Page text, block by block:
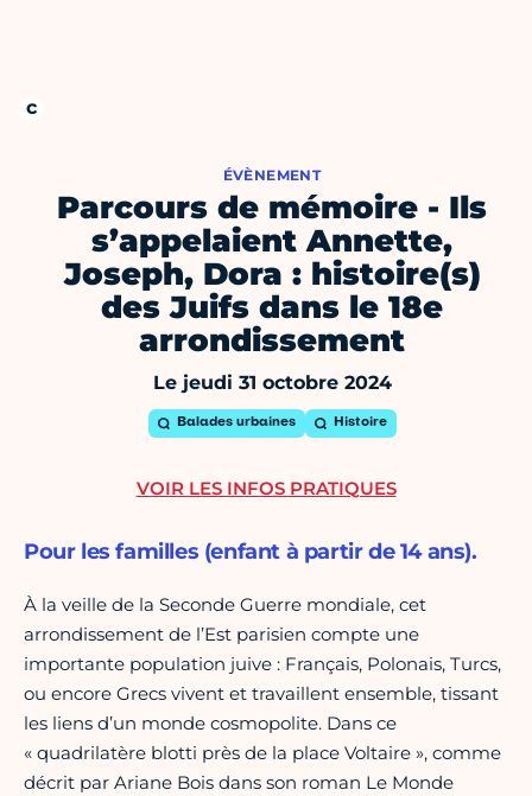
ÉVÈNEMENT
Parcours de mémoire - Ils
s’appelaient Annette,
Joseph, Dora : histoire(s)
des Juifs dans le 18e
arrondissement
Le jeudi 31 octobre 2024
Balades urbaines Histoire
Pour les familles (enfant à partir de 14 ans).
À la veille de la Seconde Guerre mondiale, cet
arrondissement de l’Est parisien compte une
importante population juive : Français, Polonais, Turcs,
ou encore Grecs vivent et travaillent ensemble, tissant
les liens d’un monde cosmopolite. Dans ce
« quadrilatère blotti près de la place Voltaire », comme
décrit par Ariane Bois dans son roman Le Monde
VOIR LES INFOS PRATIQUES